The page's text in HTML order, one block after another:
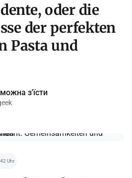
oder die
der perfekten
Pasta und
з'їсти
Uhr